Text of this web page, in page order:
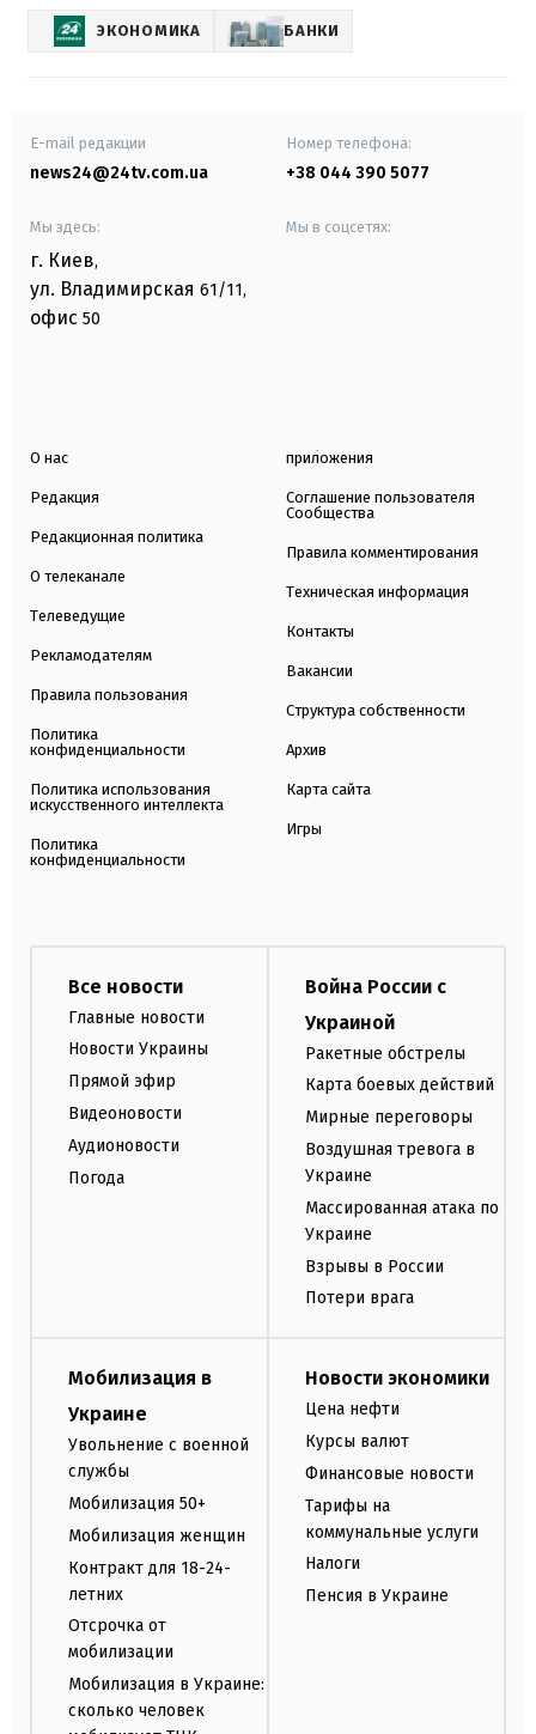
ЭКОНОМИКА БАНКИ
E-mail редакции
news24@24tv.com.ua
Номер телефона:
+38 044 390 5077
Мы здесь:
г. Киев,
ул. Владимирская 61/11,
офис 50
Мы в соцсетях:
О нас
Редакция
Редакционная политика
О телеканале
Телеведущие
Рекламодателям
Правила пользования
Политика
конфиденциальности
Политика использования
искусственного интеллекта
Политика
конфиденциальности
приложения
Соглашение пользователя
Сообщества
Правила комментирования
Техническая информация
Контакты
Вакансии
Структура собственности
Архив
Карта сайта
Игры
Все новости
Главные новости
Новости Украины
Прямой эфир
Видеоновости
Аудионовости
Погода
Война России с
Украиной
Ракетные обстрелы
Карта боевых действий
Мирные переговоры
Воздушная тревога в
Украине
Массированная атака по
Украине
Взрывы в России
Потери врага
Мобилизация в
Украине
Увольнение с военной
службы
Мобилизация 50+
Мобилизация женщин
Контракт для 18-24-
летних
Отсрочка от
мобилизации
Мобилизация в Украине:
сколько человек
Новости экономики
Цена нефти
Курсы валют
Финансовые новости
Тарифы на
коммунальные услуги
Налоги
Пенсия в Украине